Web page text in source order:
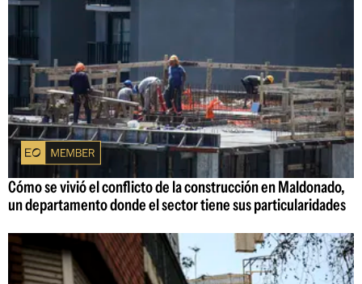
Cómo se vivió el conflicto de la construcción en Maldonado,
un departamento donde el sector tiene sus particularidades